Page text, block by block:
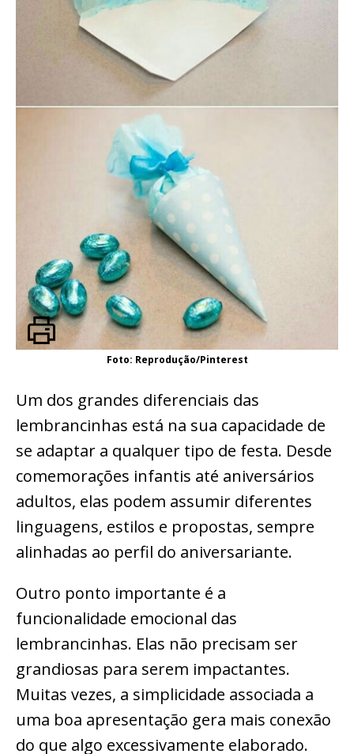
Foto: Reprodução/Pinterest
Um dos grandes diferenciais das
lembrancinhas está na sua capacidade de
se adaptar a qualquer tipo de festa. Desde
comemorações infantis até aniversários
adultos, elas podem assumir diferentes
linguagens, estilos e propostas, sempre
alinhadas ao perfil do aniversariante.
Outro ponto importante é a
funcionalidade emocional das
lembrancinhas. Elas não precisam ser
grandiosas para serem impactantes.
Muitas vezes, a simplicidade associada a
uma boa apresentação gera mais conexão
do que algo excessivamente elaborado.